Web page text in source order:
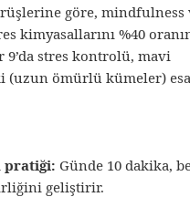
göre, mindfulness
kimyasallarını %40
9’da stres kontrolü, mavi
ömürlü kümeler)
pratiği: Günde 10 dakika,
geliştirir.